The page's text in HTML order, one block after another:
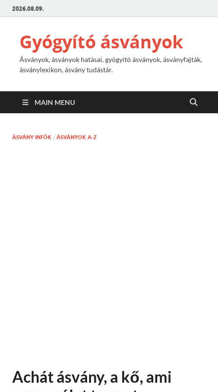
2026.08.09.
Gyógyító ásványok
Ásványok, ásványok hatásai, gyógyító ásványok, ásványfajták,
ásványlexikon, ásvány tudástár.
MAIN MENU
ÁSVÁNY INFÓK / ÁSVÁNYOK A-Z
Achát ásvány, a kő, ami